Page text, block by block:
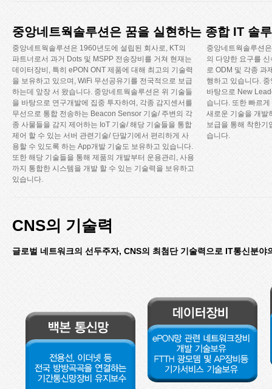
중앙네트웍솔루션은 꿈을 실현하는 종합 IT 솔
중앙네트웍솔루션은 1960년도에 설립된 회사로, KT의
파트너로서 과거 Dots 및 MSPP 전송장비를 거쳐 현재는
데이터장비, 특히 ePON ONT 제품에 대해 최고의 기술력
을 보유하고 있으며, WiFi 무선공유기를 전국적으로 보급
하는데 앞장 서 왔습니다. 중앙네트웍솔루션은 위 기술들
을 바탕으로 연구개발에 집중 투자하여, 각종 감지센서를
무선으로 통합 전송하는 Beacon Sensor 기술/ 주변의 각
종 사물들을 감지 제어하는 IoT 기술/ 해당 기술들을 통합
제어 할 수 있는 서버 관련기술/ 단말기에서 편리하게 사
용할 수 있도록 하는 App개발 기술도 보유하고 있습니다.
또한 해당 기술들을 통해 제품의 개발부터 운용관리, 사용
까지 통합한 시스템을 개발 할 수 있는 기술력을 보유하고
있습니다.
중앙네트웍솔루션
의 다양한 요구를
로 ODM 및 각종 과
행하고 있습니다.
바탕으로 New
습니다. 또한 빠르
새로운 기술을 개발
보급을 통해 착한기
습니다.
CNS의 기술력
글로벌 네트워크의 선두주자, CNS의 최첨단 기술력으로 IT통신분야